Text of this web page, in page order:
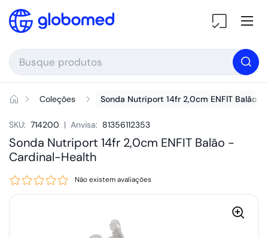
Ir para o conteúdo
Coleções Sonda Nutriport 14fr 2,0cm ENFIT Balão
SKU: 714200 | Anvisa: 81356112353
Sonda Nutriport 14fr 2,0cm ENFIT Balão -
Cardinal-Health
Não existem avaliações